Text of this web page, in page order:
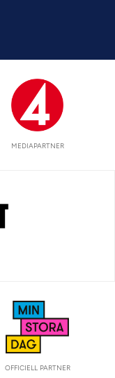
MEDIAPARTNER
OFFICIELL PARTNER